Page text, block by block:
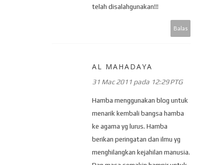
telah disalahgunakan!!!
Balas
AL MAHADAYA
31 Mac 2011 pada 12:29 PTG
Hamba menggunakan blog untuk
menarik kembali bangsa hamba
ke agama yg lurus. Hamba
berikan peringatan dan ilmu yg
menghilangkan kejahilan manusia.